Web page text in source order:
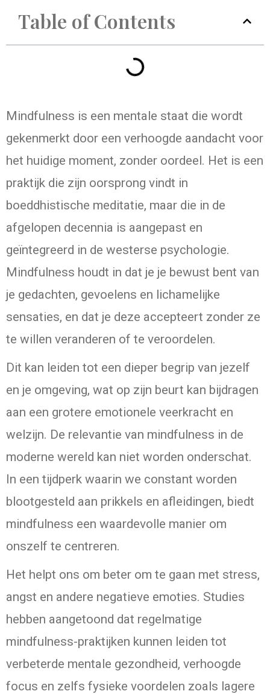
Table of Contents
Mindfulness is een mentale staat die wordt
gekenmerkt door een verhoogde aandacht voor
het huidige moment, zonder oordeel. Het is een
praktijk die zijn oorsprong vindt in
boeddhistische meditatie, maar die in de
afgelopen decennia is aangepast en
geïntegreerd in de westerse psychologie.
Mindfulness houdt in dat je je bewust bent van
je gedachten, gevoelens en lichamelijke
sensaties, en dat je deze accepteert zonder ze
te willen veranderen of te veroordelen.
Dit kan leiden tot een dieper begrip van jezelf
en je omgeving, wat op zijn beurt kan bijdragen
aan een grotere emotionele veerkracht en
welzijn. De relevantie van mindfulness in de
moderne wereld kan niet worden onderschat.
In een tijdperk waarin we constant worden
blootgesteld aan prikkels en afleidingen, biedt
mindfulness een waardevolle manier om
onszelf te centreren.
Het helpt ons om beter om te gaan met stress,
angst en andere negatieve emoties. Studies
hebben aangetoond dat regelmatige
mindfulness-praktijken kunnen leiden tot
verbeterde mentale gezondheid, verhoogde
focus en zelfs fysieke voordelen zoals lagere